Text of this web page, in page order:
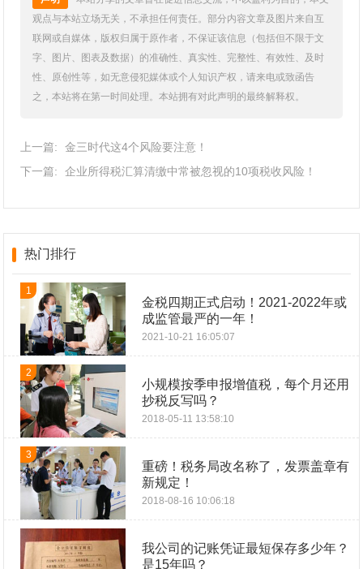
观点与本站立场无关，不承担任何责任。部分内容文章及图片来自互
联网或自媒体，版权归属于原作者，不保证该信息（包括但不限于文
字、图片、图表及数据）的准确性、真实性、完整性、有效性、及时
性、原创性等，如无意侵犯媒体或个人知识产权，请来电或致函告
之，本站将在第一时间处理。本站拥有对此声明的最终解释权。
上一篇:
金三时代这4个风险要注意！
下一篇:
企业所得税汇算清缴中常被忽视的10项税收风险！
热门排行
1
金税四期正式启动！2021-2022年或
成监管最严的一年！
2021-10-21 16:05:07
2
小规模按季申报增值税，每个月还用
抄税反写吗？
2018-05-11 13:58:10
3
重磅！税务局改名称了，发票盖章有
新规定！
2018-08-16 10:06:18
我公司的记账凭证最短保存多少年？
是15年吗？